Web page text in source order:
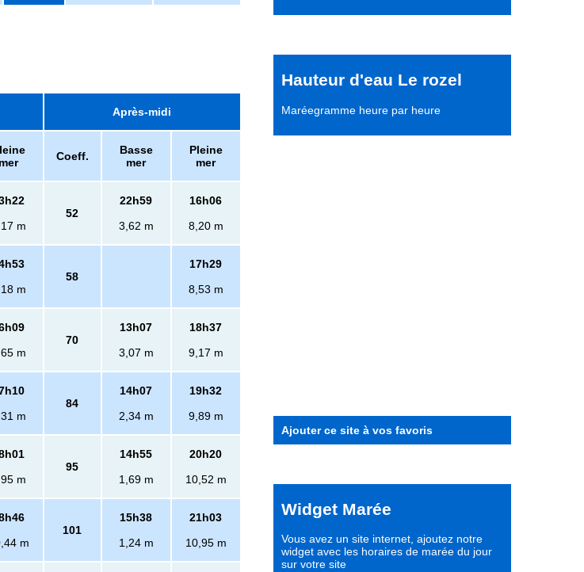
Après-midi
mer
Coeff.
Basse
mer
Pleine
mer
m
52
22h59
3,62 m
16h06
8,20 m
m
58
17h29
8,53 m
m
70
13h07
3,07 m
18h37
9,17 m
m
84
14h07
2,34 m
19h32
9,89 m
m
95
14h55
1,69 m
20h20
10,52 m
m
101
15h38
1,24 m
21h03
10,95 m
Hauteur d'eau Le rozel
Maréegramme heure par heure
Ajouter ce site à vos favoris
Widget Marée
Vous avez un site internet, ajoutez notre
widget avec les horaires de marée du jour
sur votre site